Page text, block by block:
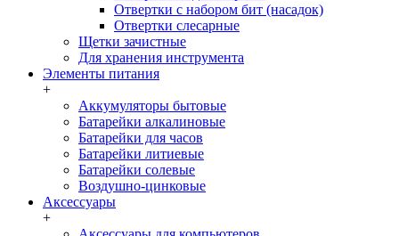
Отвертки с набором бит (насадок)
Отвертки слесарные
Щетки зачистные
Для хранения инструмента
Элементы питания
+
Аккумуляторы бытовые
Батарейки алкалиновые
Батарейки для часов
Батарейки литиевые
Батарейки солевые
Воздушно-цинковые
Аксессуары
+